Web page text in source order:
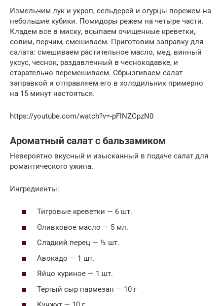
Измельчим лук и укроп, сельдерей и огурцы порежем на
небольшие кубики. Помидоры режем на четыре части.
Кладем все в миску, всыпаем очищенные креветки,
солим, перчим, смешиваем. Приготовим заправку для
салата: смешиваем растительное масло, мед, винный
уксус, чеснок, раздавленный в чеснокодавке, и
старательно перемешиваем. Сбрызгиваем салат
заправкой и отправляем его в холодильник примерно
на 15 минут настояться.
https://youtube.com/watch?v=-pFlNZCpzN0
Ароматный салат с бальзамиком
Невероятно вкусный и изысканный в подаче салат для
романтического ужина.
Ингредиенты:
Тигровые креветки — 6 шт.
Оливковое масло — 5 мл.
Сладкий перец — ½ шт.
Авокадо — 1 шт.
Яйцо куриное — 1 шт.
Тертый сыр пармезан — 10 г